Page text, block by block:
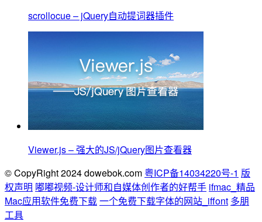
scrollocue – jQuery自动提词器插件
Viewer.js – 强大的JS/jQuery图片查看器
© CopyRight 2024 dowebok.com 粤ICP备14034220号-1 版
权声明 嘟嘟视频-设计师和自媒体创作者的好帮手 ifmac_精品
Mac应用软件免费下载一个免费下载字体的网站_iffont 多朋
工具